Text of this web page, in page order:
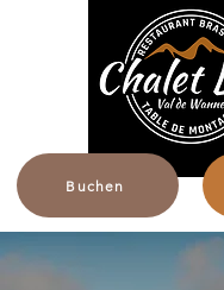
Buchen